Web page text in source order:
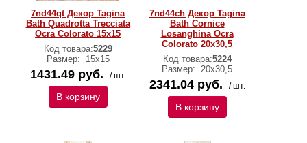
7nd44qt Декор Tagina
Bath Quadrotta Trecciata
Ocra Colorato 15x15
Код товара:5229
Размер:
15х15
1431.49 руб. / шт.
В корзину
7nd44ch Декор Tagina
Bath Cornice
Losanghina Ocra
Colorato 20x30,5
Код товара:5224
Размер: 20х30,5
2341.04 руб. / шт.
В корзину